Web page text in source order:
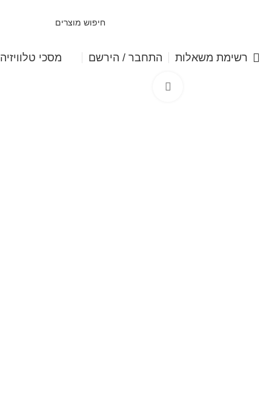
רשימת משאלות התחבר / הירשם מסכי טלוויזיה